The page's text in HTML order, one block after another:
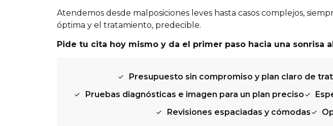
Atendemos desde malposiciones leves hasta casos complejos,
óptima y el tratamiento, predecible.
Pide tu cita hoy mismo y da el primer paso hacia una sonrisa
Presupuesto sin compromiso y plan claro de
Pruebas diagnósticas e imagen para un plan preciso
Revisiones espaciadas y cómodas